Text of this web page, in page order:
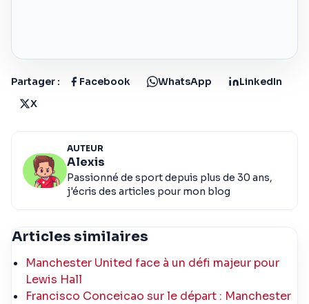
Partager : Facebook WhatsApp
LinkedIn
X
AUTEUR
Alexis
Passionné de sport depuis plus de 30 ans,
j'écris des articles pour mon blog
Articles similaires
Manchester United face à un défi majeur pour
Lewis Hall
Francisco Conceicao sur le départ : Manchester